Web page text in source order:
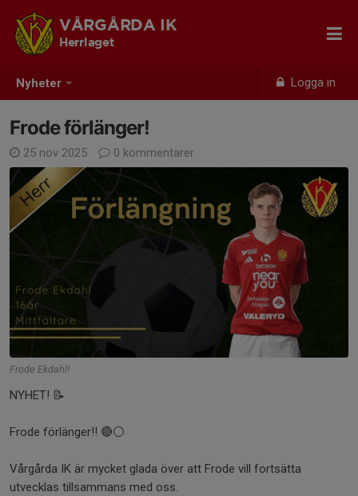
Nyheter Logga in
VÅRGÅRDA IK
Herrlaget
Frode förlänger!
25 nov 2025 0 kommentarer
Frode Ekdahl!
NYHET! 📝
Frode förlänger!! 🔴⚪️
Vårgårda IK är mycket glada över att Frode vill fortsätta
utvecklas tillsammans med oss.